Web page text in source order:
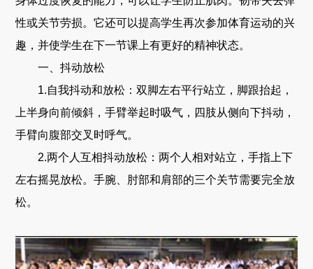
性或关节劳损。它还可以提高学生再次参加体育运动的兴
趣，并使学生在下一节课上有更好的精神状态。
一、抖动放松
1.自我抖动和放松：双脚左右平行站立，脚跟抬起，
上半身向前倾斜，手臂举起时吸气，四肢从侧向下抖动，
手臂向腹部交叉时呼气。
2.两个人互相抖动放松：两个人相对站立，手指上下
左右摇晃放松。手腕、肘部和肩部的三个关节需要完全放
松。